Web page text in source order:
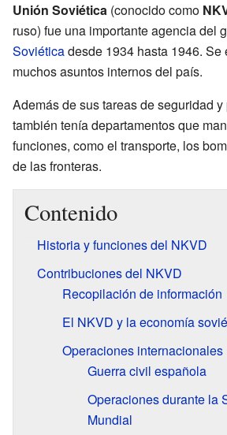
Unión Soviética (conocido como
ruso) fue una importante agencia del
Soviéticadesde 1934 hasta 1946. Se
muchos asuntos internos del país.
Además de sus tareas de seguridad
también tenía departamentos que
funciones, como el transporte, los
de las fronteras.
Contenido
Historia y funciones del NKVD
Contribuciones del NKVD
Recopilación de información
El NKVD y la economía
Operaciones internacionales
Guerra civil española
Operaciones durante la
Mundial